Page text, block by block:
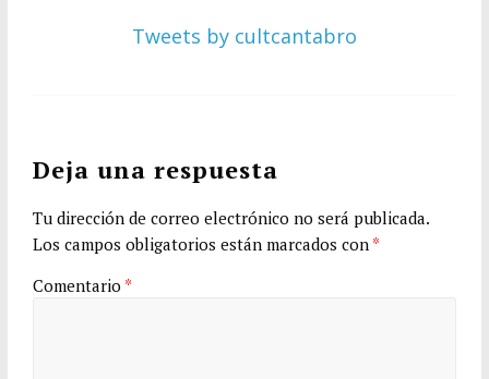
Tweets by cultcantabro
Deja una respuesta
Tu dirección de correo electrónico no será publicada.
Los campos obligatorios están marcados con *
Comentario *